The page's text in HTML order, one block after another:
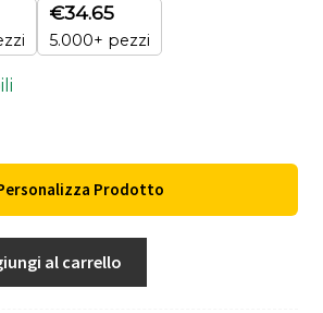
€34.65
5.000+ pezzi
Prodotto
al carrello